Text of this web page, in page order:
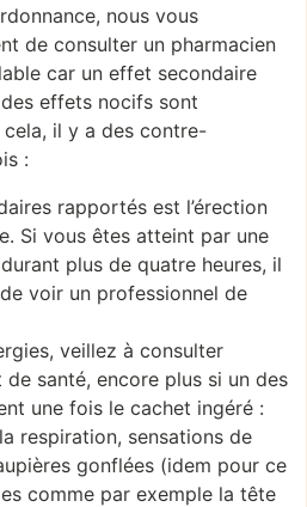
nous vous
de consulter un pharmacien
car un effet secondaire
effets nocifs sont
il y a des contre-
:
rapportés est l’érection
Si vous êtes atteint par une
plus de quatre heures, il
voir un professionnel de
veillez à consulter
santé, encore plus si un des
une fois le cachet ingéré :
respiration, sensations de
gonflées (idem pour ce
comme par exemple la tête